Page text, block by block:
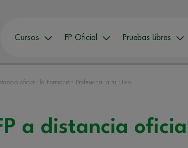
Cursos FP Oficial Pruebas Libres
oficial: la Formación Profesional a tu ritmo
a distancia